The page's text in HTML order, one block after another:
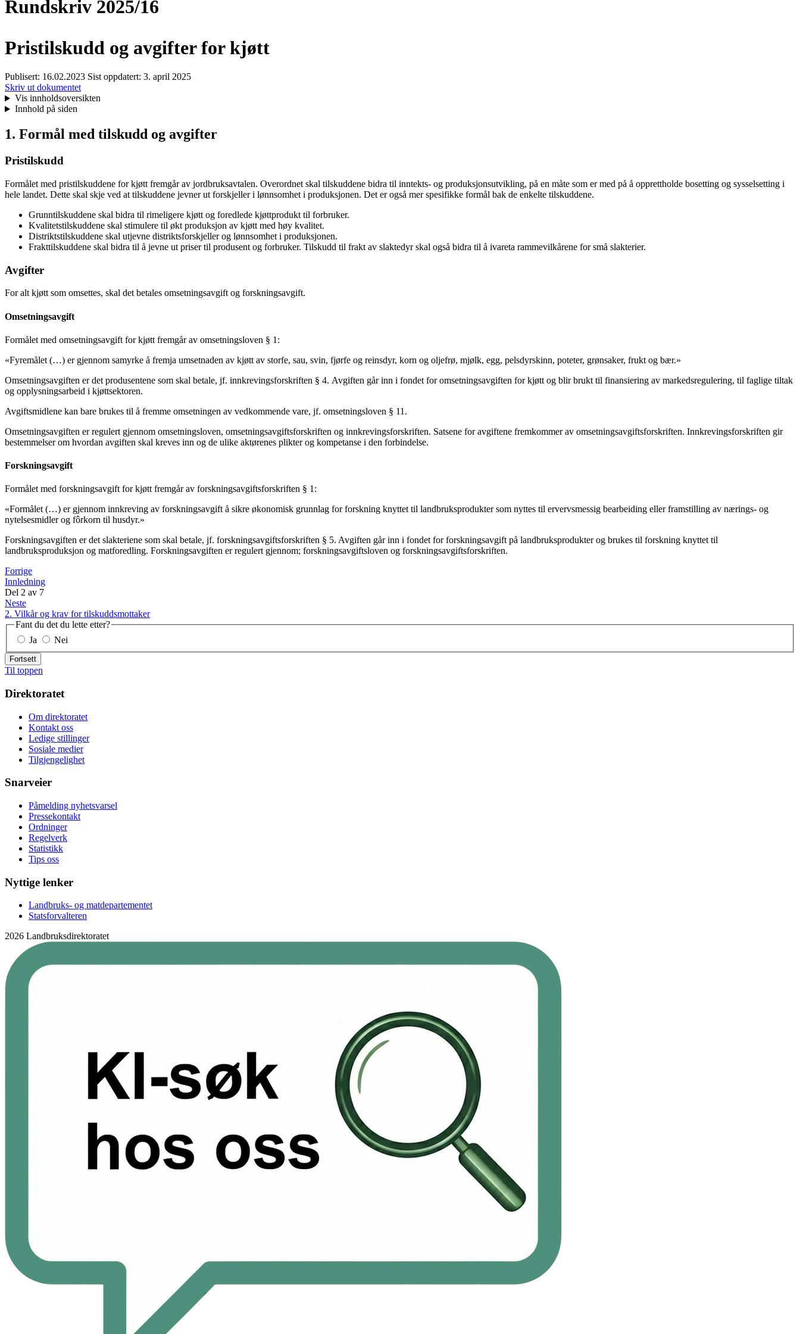
Rundskriv 2025/16
Pristilskudd og avgifter for kjøtt
Publisert: 16.02.2023 Sist oppdatert: 3. april 2025
Skriv ut dokumentet
Vis innholdsoversikten
Innhold på siden
1. Formål med tilskudd og avgifter
Pristilskudd
Formålet med pristilskuddene for kjøtt fremgår av jordbruksavtalen. Overordnet skal tilskuddene bidra til inntekts- og produksjonsutvikling, på en måte som er med på å opprettholde bosetting og sysselsetting i
hele landet. Dette skal skje ved at tilskuddene jevner ut forskjeller i lønnsomhet i produksjonen. Det er også mer spesifikke formål bak de enkelte tilskuddene.
Grunntilskuddene skal bidra til rimeligere kjøtt og foredlede kjøttprodukt til forbruker.
Kvalitetstilskuddene skal stimulere til økt produksjon av kjøtt med høy kvalitet.
Distriktstilskuddene skal utjevne distriktsforskjeller og lønnsomhet i produksjonen.
Frakttilskuddene skal bidra til å jevne ut priser til produsent og forbruker. Tilskudd til frakt av slaktedyr skal også bidra til å ivareta rammevilkårene for små slakterier.
Avgifter
For alt kjøtt som omsettes, skal det betales omsetningsavgift og forskningsavgift.
Omsetningsavgift
Formålet med omsetningsavgift for kjøtt fremgår av omsetningsloven § 1:
«Fyremålet (…) er gjennom samyrke å fremja umsetnaden av kjøtt av storfe, sau, svin, fjørfe og reinsdyr, korn og oljefrø, mjølk, egg, pelsdyrskinn, poteter, grønsaker, frukt og bær.»
Omsetningsavgiften er det produsentene som skal betale, jf. innkrevingsforskriften § 4. Avgiften går inn i fondet for omsetningsavgiften for kjøtt og blir brukt til finansiering av markedsregulering, til faglige tiltak
og opplysningsarbeid i kjøttsektoren.
Avgiftsmidlene kan bare brukes til å fremme omsetningen av vedkommende vare, jf. omsetningsloven § 11.
Omsetningsavgiften er regulert gjennom omsetningsloven, omsetningsavgiftsforskriften og innkrevingsforskriften. Satsene for avgiftene fremkommer av omsetningsavgiftsforskriften. Innkrevingsforskriften gir
bestemmelser om hvordan avgiften skal kreves inn og de ulike aktørenes plikter og kompetanse i den forbindelse.
Forskningsavgift
Formålet med forskningsavgift for kjøtt fremgår av forskningsavgiftsforskriften § 1:
«Formålet (…) er gjennom innkreving av forskningsavgift å sikre økonomisk grunnlag for forskning knyttet til landbruksprodukter som nyttes til ervervsmessig bearbeiding eller framstilling av nærings- og
nytelsesmidler og fôrkorn til husdyr.»
Forskningsavgiften er det slakteriene som skal betale, jf. forskningsavgiftsforskriften § 5. Avgiften går inn i fondet for forskningsavgift på landbruksprodukter og brukes til forskning knyttet til
landbruksproduksjon og matforedling. Forskningsavgiften er regulert gjennom; forskningsavgiftsloven og forskningsavgiftsforskriften.
Forrige
Innledning
Del 2 av 7
Neste
2. Vilkår og krav for tilskuddsmottaker
Fant du det du lette etter?
Ja
Nei
Fortsett
Til toppen
Direktoratet
Om direktoratet
Kontakt oss
Ledige stillinger
Sosiale medier
Tilgjengelighet
Snarveier
Påmelding nyhetsvarsel
Pressekontakt
Ordninger
Regelverk
Statistikk
Tips oss
Nyttige lenker
Landbruks- og matdepartementet
Statsforvalteren
2026 Landbruksdirektoratet